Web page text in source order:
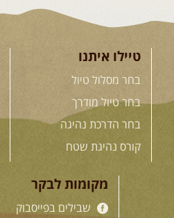
טיילו איתנו
בחר מסלול טיול
בחר טיול מודרך
בחר הדרכת נהיגה
קורס נהיגת שטח
מקומות לבקר
שבילים בפייסבוק